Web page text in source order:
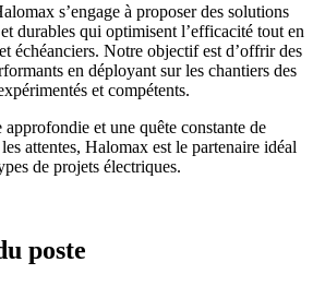
s’engage à proposer des solutions
durables qui optimisent l’efficacité tout en
échéanciers. Notre objectif est d’offrir des
en déployant sur les chantiers des
et compétents.
approfondie et une quête constante de
attentes, Halomax est le partenaire idéal
de projets électriques.
poste